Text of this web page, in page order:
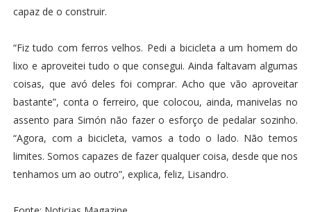
capaz de o construir.
“Fiz tudo com ferros velhos. Pedi a bicicleta a um homem do
lixo e aproveitei tudo o que consegui. Ainda faltavam algumas
coisas, que avó deles foi comprar. Acho que vão aproveitar
bastante”, conta o ferreiro, que colocou, ainda, manivelas no
assento para Simón não fazer o esforço de pedalar sozinho.
“Agora, com a bicicleta, vamos a todo o lado. Não temos
limites. Somos capazes de fazer qualquer coisa, desde que nos
tenhamos um ao outro”, explica, feliz, Lisandro.